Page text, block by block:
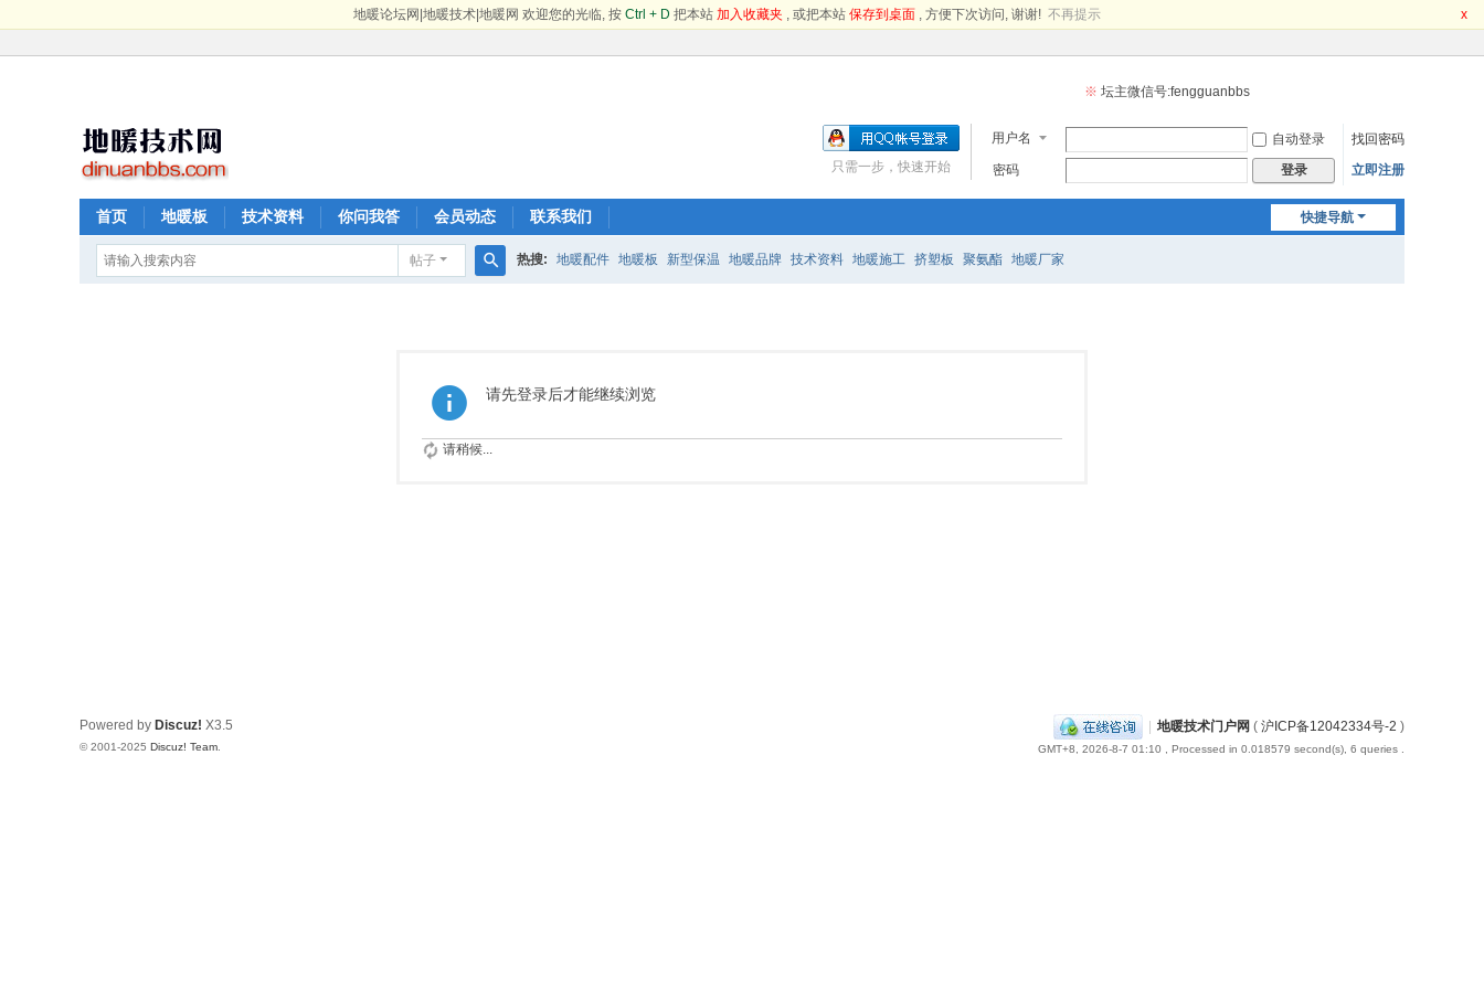
x
地暖论坛网|地暖技术|地暖网 欢迎您的光临, 按 Ctrl + D 把本站 加入收藏夹 , 或把本站 保存到桌面 , 方便下次访问, 谢谢! 不再提示
※ 坛主微信号:fengguanbbs
用户名 自动登录
找回密码
密码
登录 立即注册
只需一步，快速开始
快捷导航
首页 地暖板 技术资料 你问我答 会员动态 联系我们
帖子 热搜: 地暖配件 地暖板 新型保温 地暖品牌 技术资料 地暖施工 挤塑板 聚氨酯 地暖厂家
请先登录后才能继续浏览
请稍候...
| 地暖技术门户网 ( 沪ICP备12042334号-2 )
GMT+8, 2026-8-7 01:10 , Processed in 0.018579 second(s), 6 queries .
Powered by Discuz! X3.5
© 2001-2025 Discuz! Team